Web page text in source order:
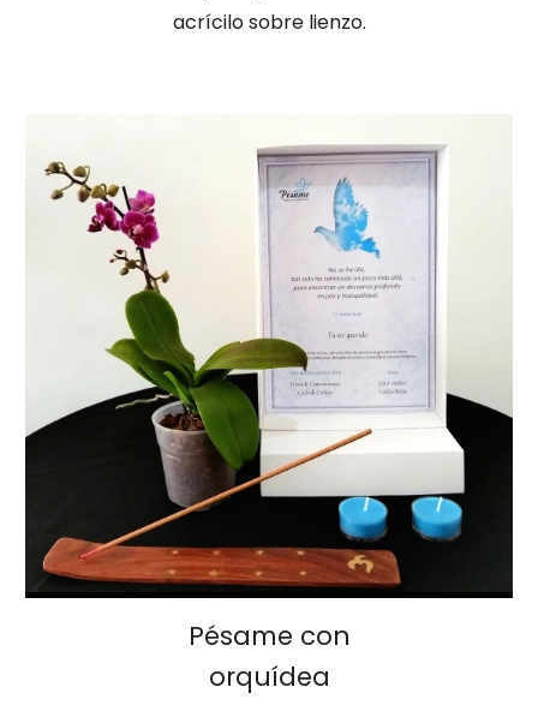
acrícilo sobre lienzo.
Pésame con
orquídea